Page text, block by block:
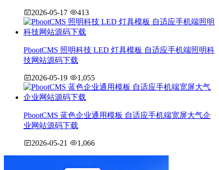
2026-05-17 413
PbootCMS 照明科技 LED 灯具模板 自适应手机端照明科
技网站源码下载
2026-05-19 1,055
PbootCMS 蓝色企业通用模板 自适应手机端宽屏大气企
业网站源码下载
2026-05-21 1,066